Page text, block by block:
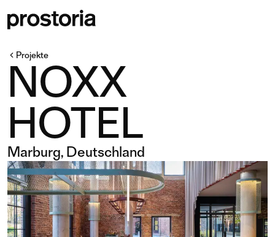
Projekte
NOXX
HOTEL
Marburg, Deutschland